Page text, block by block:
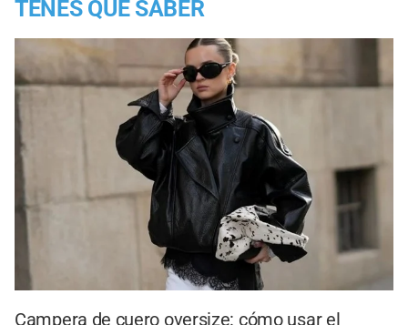
TENES QUE SABER
Campera de cuero oversize: cómo usar el